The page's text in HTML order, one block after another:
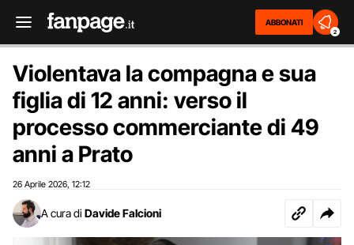
ABBONATI
2
Violentava la compagna e sua
figlia di 12 anni: verso il
processo commerciante di 49
anni a Prato
26 Aprile 2026 12:12
A cura di Davide Falcioni